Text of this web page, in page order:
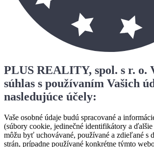
PLUS REALITY, spol. s r. o.
súhlas s používaním Vašich
nasledujúce účely:
Vaše osobné údaje budú spracované a
(súbory cookie, jedinečné identifikátory a ďalšie
môžu byť uchovávané, používané a zdieľané s
strán, prípadne používané konkrétne týmto